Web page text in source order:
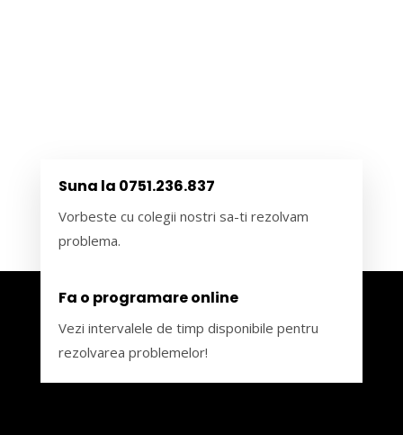
Suna la 0751.236.837
Vorbeste cu colegii nostri sa-ti rezolvam
problema.
Fa o programare online
Vezi intervalele de timp disponibile pentru
rezolvarea problemelor!